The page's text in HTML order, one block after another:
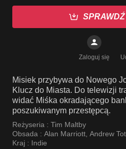
Zaloguj się
Misiek przybywa do Nowego
Klucz do Miasta. Do telewizji
widać Miśka okradającego
poszukiwanym przestępcą.
Reżyseria : Tim Maltby
Obsada : Alan Marriott, Andrew
Kraj : Indie